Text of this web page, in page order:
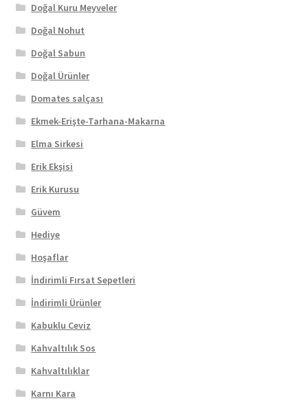
Doğal Kuru Meyveler
Doğal Nohut
Doğal Sabun
Doğal Ürünler
Domates salçası
Ekmek-Erişte-Tarhana-Makarna
Elma Sirkesi
Erik Ekşisi
Erik Kurusu
Güvem
Hediye
Hoşaflar
İndirimli Fırsat Sepetleri
İndirimli Ürünler
Kabuklu Ceviz
Kahvaltılık Sos
Kahvaltılıklar
Karnı Kara